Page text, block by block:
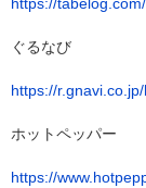
ぐるなび
https://
ホットペッパー
https://